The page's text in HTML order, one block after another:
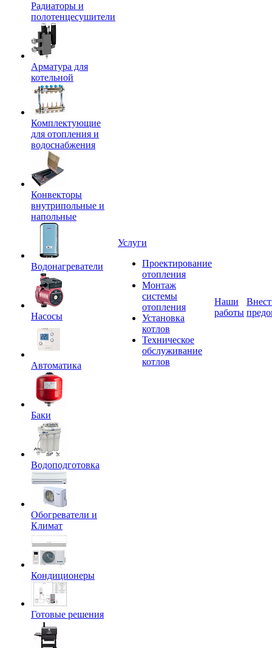
Радиаторы и
полотенцесушители
Арматура для
котельной
Комплектующие
для отопления и
водоснабжения
Конвекторы
внутрипольные и
напольные
Водонагреватели
Насосы
Автоматика
Баки
Водоподготовка
Обогреватели и
Климат
Кондиционеры
Готовые решения
Услуги
Проектирование
отопления
Монтаж
системы
отопления
Установка
котлов
Техническое
обслуживание
котлов
Наши
работы